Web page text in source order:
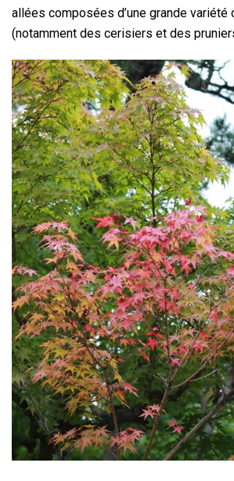
allées composées d’une grande variété
(notamment des cerisiers et des